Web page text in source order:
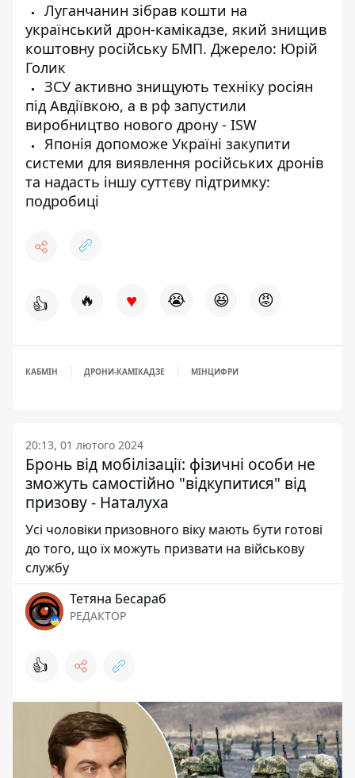
Луганчанин зібрав кошти на
український дрон-камікадзе, який знищив
коштовну російську БМП. Джерело: Юрій
Голик
ЗСУ активно знищують техніку росіян
під Авдіївкою, а в рф запустили
виробництво нового дрону - ISW
Японія допоможе Україні закупити
системи для виявлення російських дронів
та надасть іншу суттєву підтримку:
подробиці
👍 🔥 ♥ 😭 😆 😡
КАБМІН ДРОНИ-КАМІКАДЗЕ МІНЦИФРИ
20:13, 01 лютого 2024
Бронь від мобілізації: фізичні особи не
зможуть самостійно "відкупитися" від
призову - Наталуха
Усі чоловіки призовного віку мають бути готові
до того, що їх можуть призвати на військову
службу
Тетяна Бесараб
РЕДАКТОР
👍